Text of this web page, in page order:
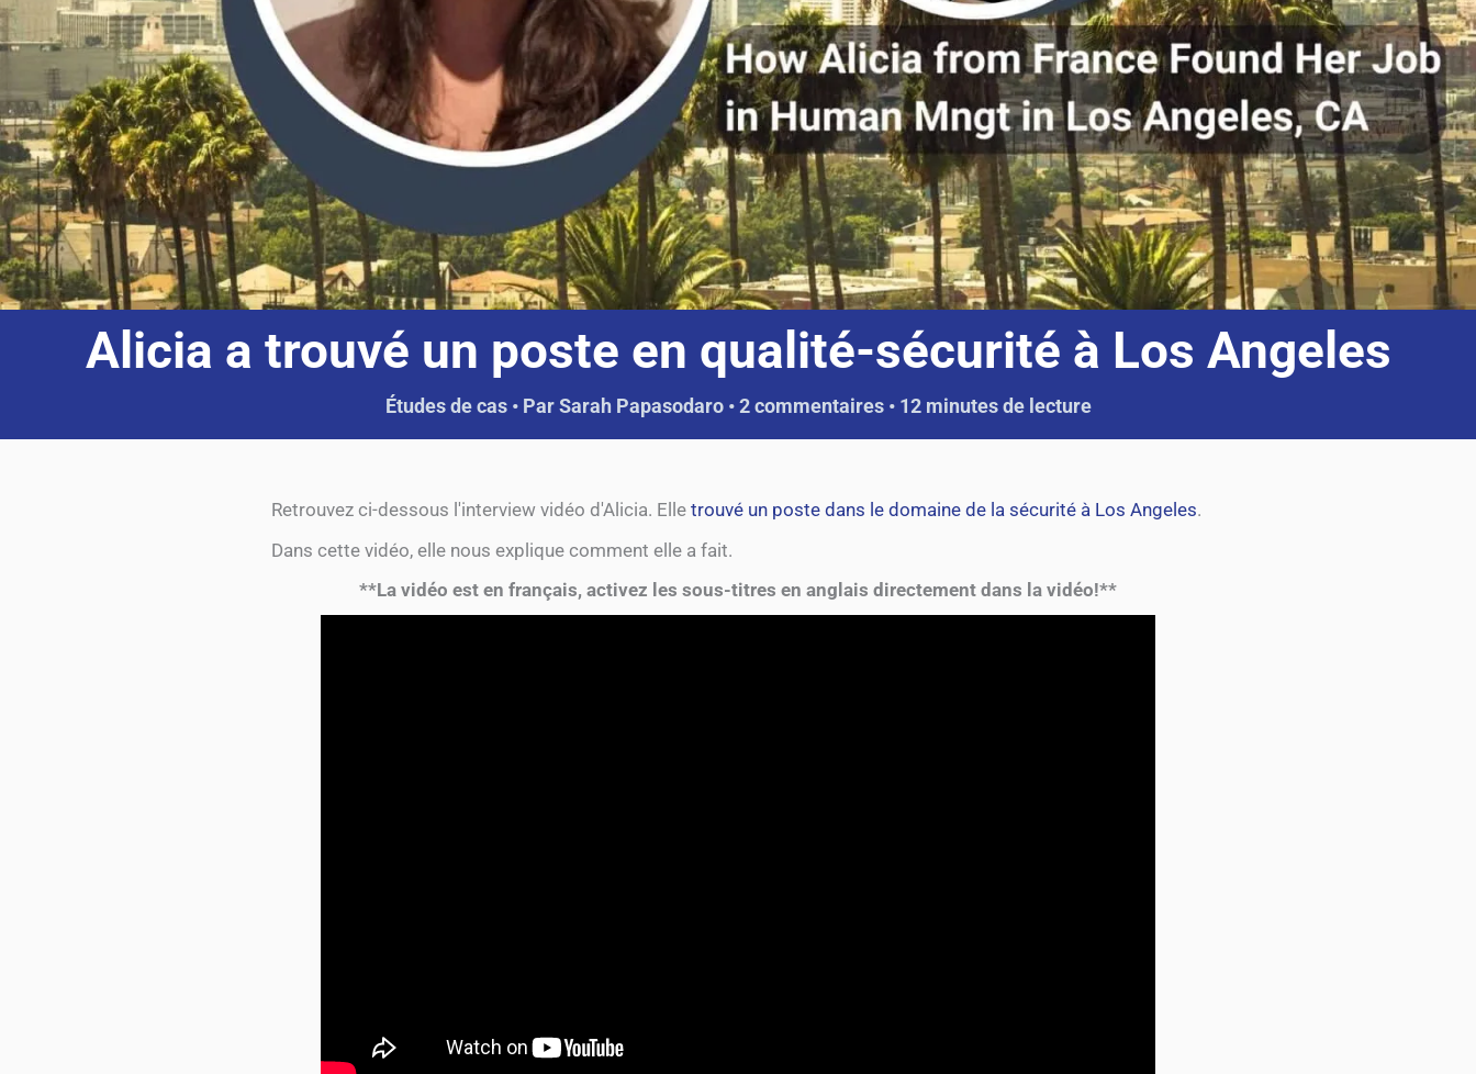
Alicia a trouvé un poste en qualité-sécurité à Los Angeles
Études de cas• ParSarah Papasodaro •2 commentaires • 12 minutes de lecture
Retrouvez ci-dessous l'interview vidéo d'Alicia. Elle trouvé un poste dans le domaine de la sécurité à Los Angeles.
Dans cette vidéo, elle nous explique comment elle a fait.
**La vidéo est en français, activez les sous-titres en anglais directement dans la vidéo!**